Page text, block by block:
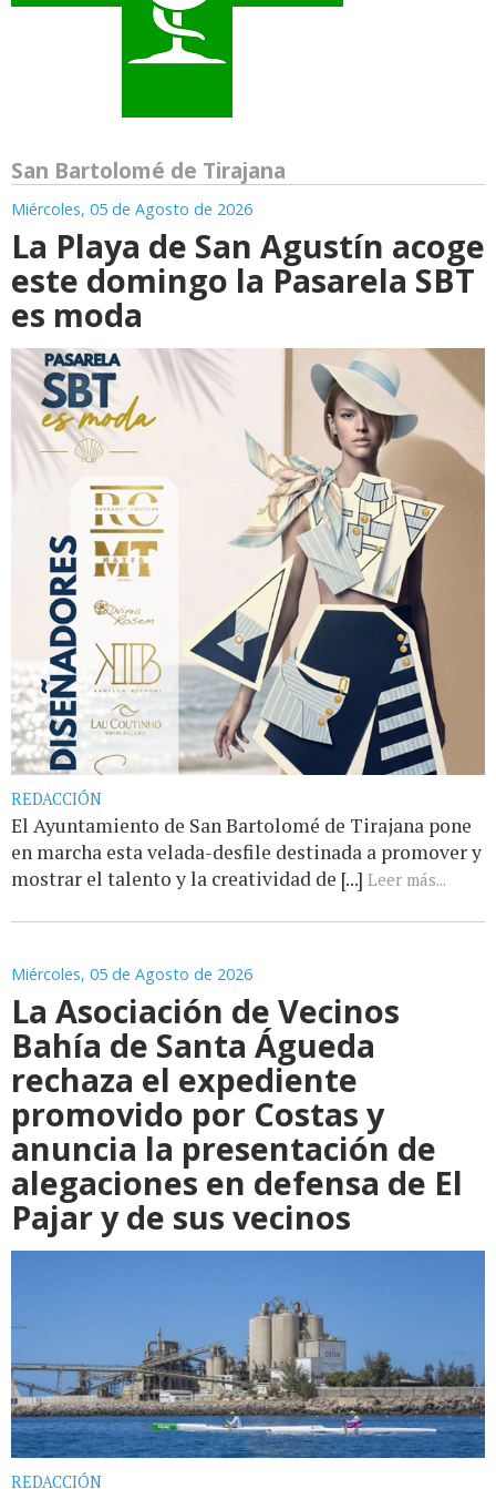
San Bartolomé de Tirajana
Miércoles, 05 de Agosto de 2026
La Playa de San Agustín acoge
este domingo la Pasarela SBT
es moda
REDACCIÓN
El Ayuntamiento de San Bartolomé de Tirajana pone
en marcha esta velada-desfile destinada a promover y
mostrar el talento y la creatividad de [...] Leer más...
Miércoles, 05 de Agosto de 2026
La Asociación de Vecinos
Bahía de Santa Águeda
rechaza el expediente
promovido por Costas y
anuncia la presentación de
alegaciones en defensa de El
Pajar y de sus vecinos
REDACCIÓN